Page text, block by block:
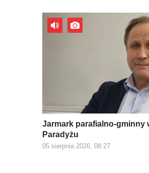
Jarmark parafialno-gminny
Paradyżu
05 sierpnia 2026, 08:27